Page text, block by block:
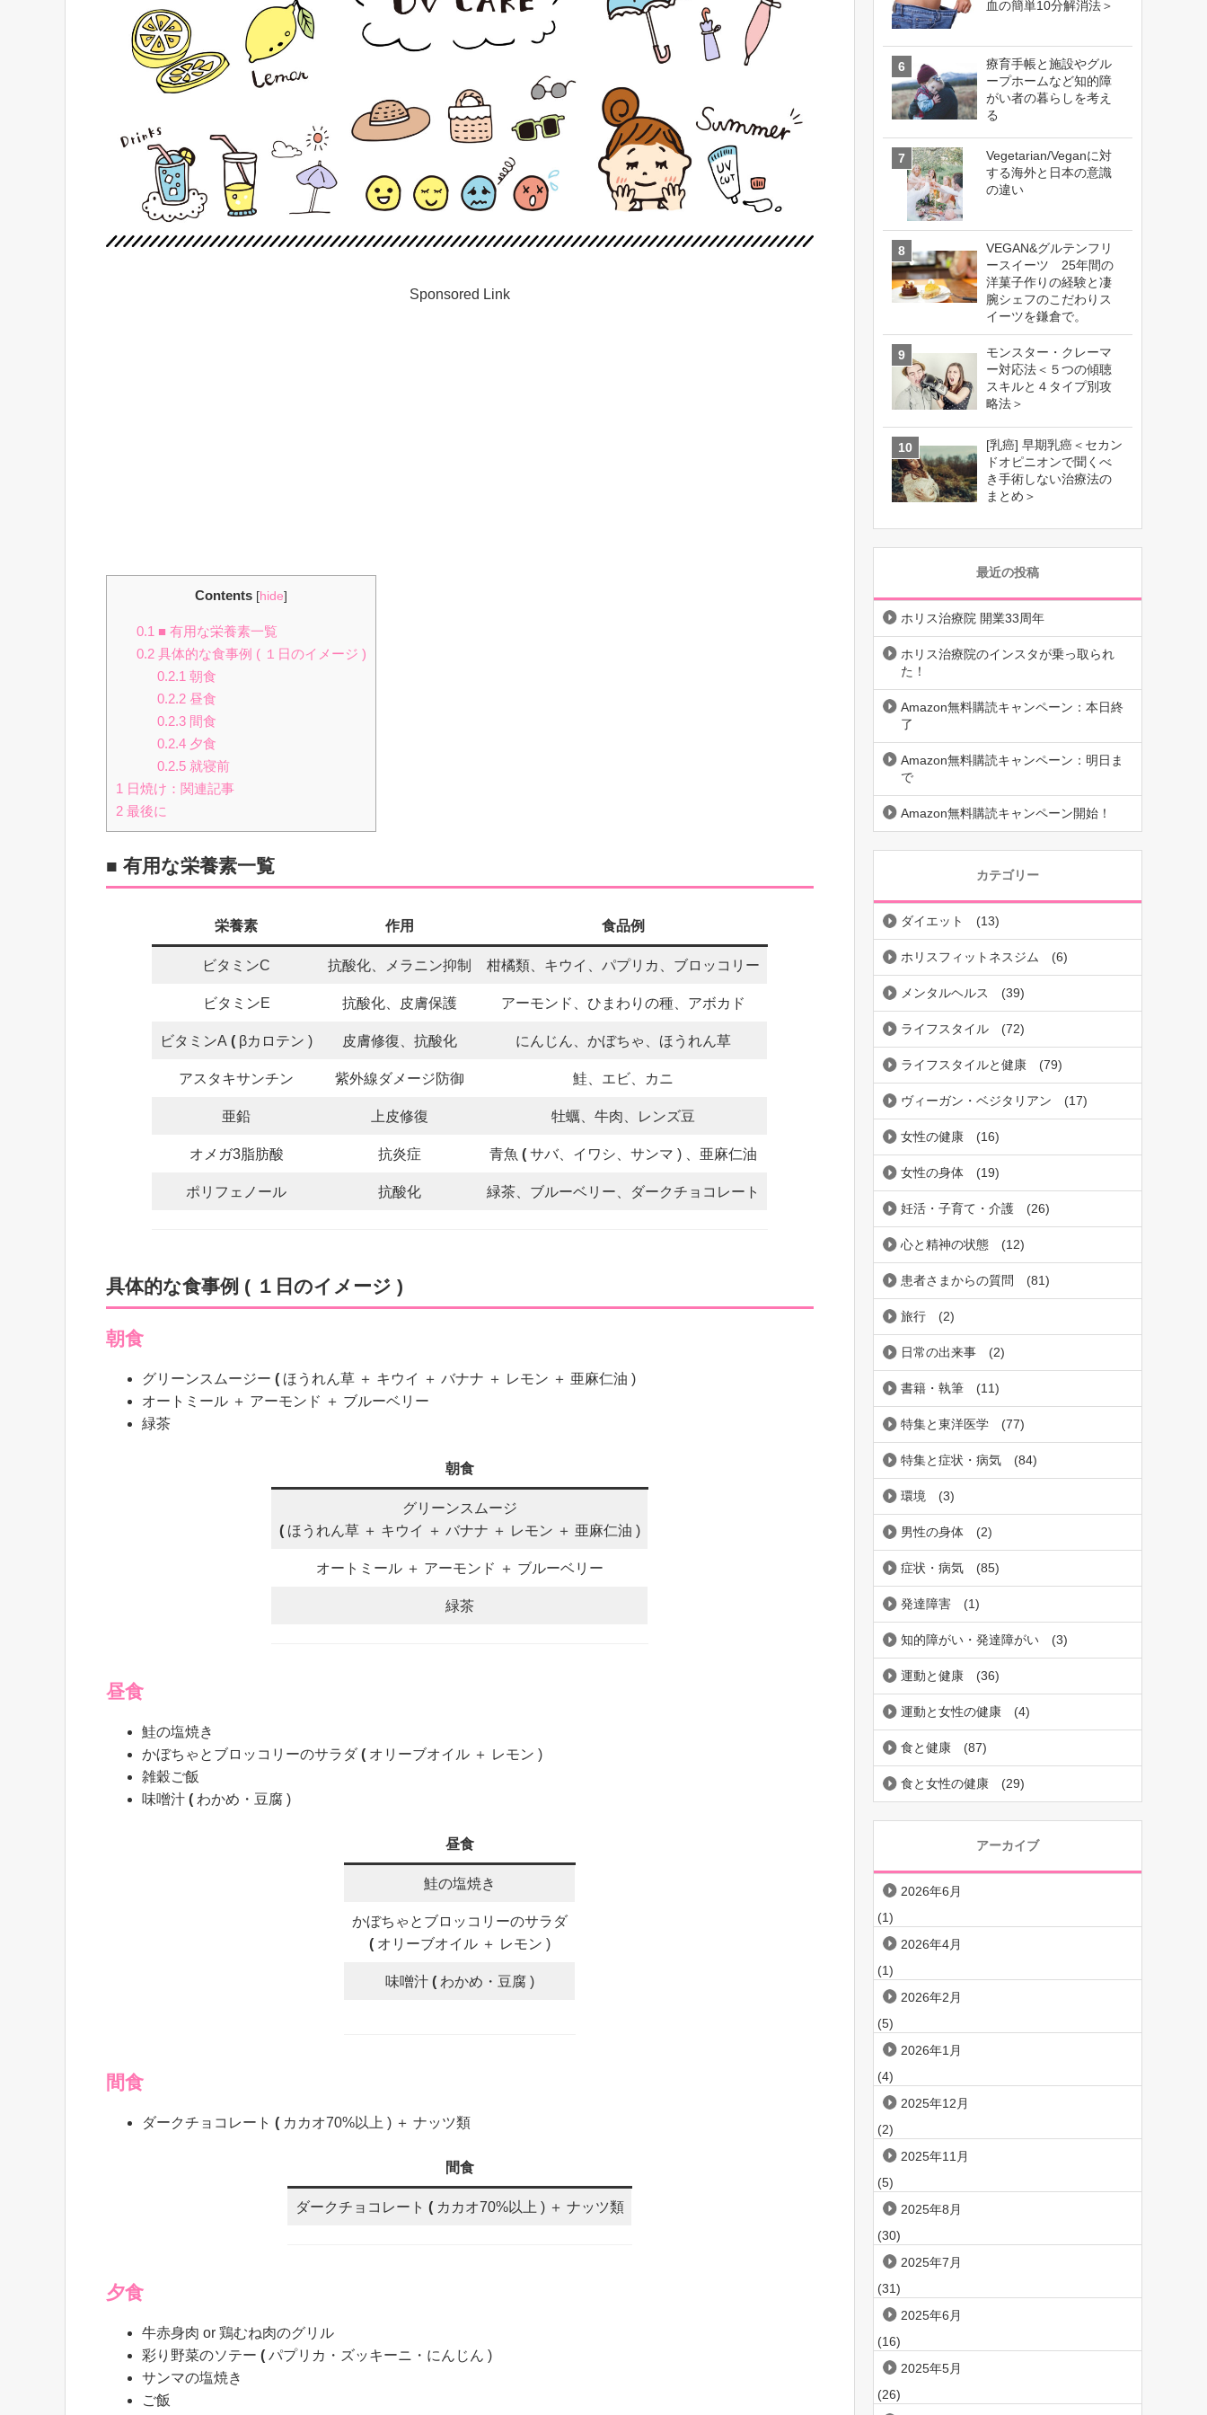
Sponsored Link
Contents [hide]
0.1 ■ 有用な栄養素一覧
0.2具体的な食事例 ( １日のイメージ )
0.2.1 朝食
0.2.2昼食
0.2.3間食
0.2.4夕食
0.2.5就寝前
1 日焼け：関連記事
2 最後に
■ 有用な栄養素一覧
栄養素 作用 食品例
ビタミンC 抗酸化、メラニン抑制 柑橘類、キウイ、パプリカ、ブロッコリー
ビタミンE 抗酸化、皮膚保護 アーモンド、ひまわりの種、アボカド
ビタミンA ( βカロテン ) 皮膚修復、抗酸化 にんじん、かぼちゃ、ほうれん草
アスタキサンチン 紫外線ダメージ防御 鮭、エビ、カニ
亜鉛 上皮修復 牡蠣、牛肉、レンズ豆
オメガ3脂肪酸 抗炎症 青魚 ( サバ、イワシ、サンマ ) 、亜麻仁油
ポリフェノール 抗酸化 緑茶、ブルーベリー、ダークチョコレート
具体的な食事例 ( １日のイメージ )
朝食
グリーンスムージー ( ほうれん草 ＋ キウイ ＋ バナナ ＋ レモン ＋ 亜麻仁油 )
オートミール ＋ アーモンド ＋ ブルーベリー
緑茶
朝食
グリーンスムージ
( ほうれん草 ＋ キウイ ＋ バナナ ＋ レモン ＋ 亜麻仁油 )
オートミール ＋ アーモンド ＋ ブルーベリー
緑茶
昼食
鮭の塩焼き
かぼちゃとブロッコリーのサラダ( オリーブオイル ＋ レモン )
雑穀ご飯
味噌汁 ( わかめ・豆腐 )
昼食
鮭の塩焼き
かぼちゃとブロッコリーのサラダ
( オリーブオイル ＋ レモン )
味噌汁 ( わかめ・豆腐 )
間食
ダークチョコレート ( カカオ70%以上 ) ＋ ナッツ類
間食
ダークチョコレート ( カカオ70%以上 ) ＋ ナッツ類
夕食
牛赤身肉 or 鶏むね肉のグリル
彩り野菜のソテー ( パプリカ・ズッキーニ・にんじん )
サンマの塩焼き
ご飯
血の簡単10分解消法＞
療育手帳と施設やグル
ープホームなど知的障
がい者の暮らしを考え
る
Vegetarian/Veganに対
する海外と日本の意識
の違い
VEGAN&グルテンフリ
ースイーツ 25年間の
洋菓子作りの経験と凄
腕シェフのこだわりス
イーツを鎌倉で。
モンスター・クレーマ
ー対応法＜５つの傾聴
スキルと４タイプ別攻
略法＞
[乳癌] 早期乳癌＜セカン
ドオピニオンで聞くべ
き手術しない治療法の
まとめ＞
最近の投稿
ホリス治療院 開業33周年
ホリス治療院のインスタが乗っ取られ
た！
Amazon無料購読キャンペーン：本日終
了
Amazon無料購読キャンペーン：明日ま
で
Amazon無料購読キャンペーン開始！
カテゴリー
ダイエット (13)
ホリスフィットネスジム (6)
メンタルヘルス (39)
ライフスタイル (72)
ライフスタイルと健康 (79)
ヴィーガン・ベジタリアン (17)
女性の健康 (16)
女性の身体 (19)
妊活・子育て・介護 (26)
心と精神の状態 (12)
患者さまからの質問 (81)
旅行 (2)
日常の出来事 (2)
書籍・執筆 (11)
特集と東洋医学 (77)
特集と症状・病気 (84)
環境 (3)
男性の身体 (2)
症状・病気 (85)
発達障害 (1)
知的障がい・発達障がい (3)
運動と健康 (36)
運動と女性の健康 (4)
食と健康 (87)
食と女性の健康 (29)
アーカイブ
2026年6月
(1)
2026年4月
(1)
2026年2月
(5)
2026年1月
(4)
2025年12月
(2)
2025年11月
(5)
2025年8月
(30)
2025年7月
(31)
2025年6月
(16)
2025年5月
(26)